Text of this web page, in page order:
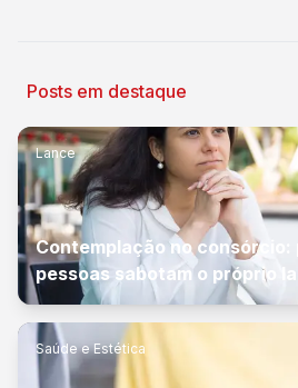
Posts em destaque
Lance
Contemplação no consórcio:
pessoas sabotam o próprio
Saúde e Estética